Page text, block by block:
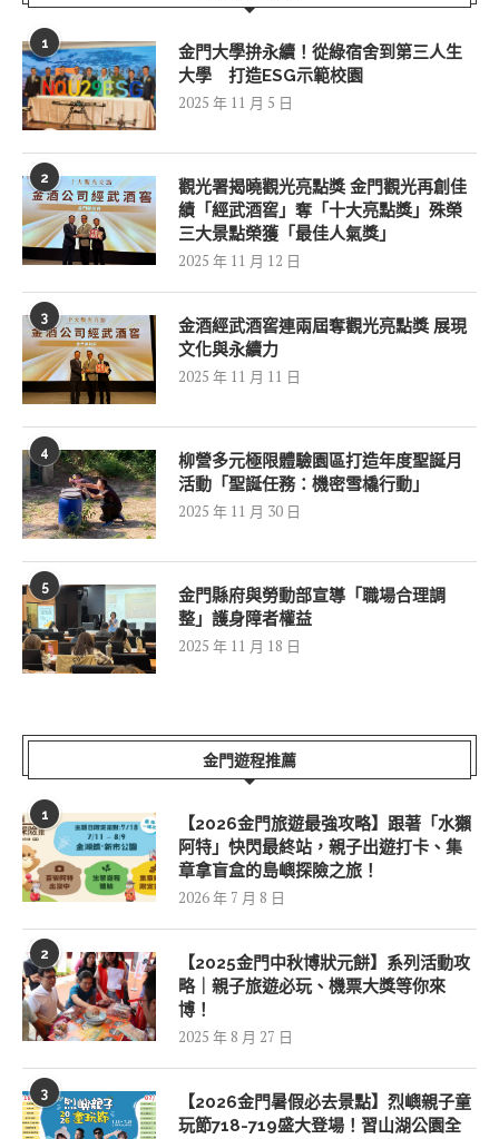
1
金門大學拚永續！從綠宿舍到第三人生
大學 打造ESG示範校園
2025 年 11 月 5 日
2
觀光署揭曉觀光亮點獎 金門觀光再創佳
績「經武酒窖」奪「十大亮點獎」殊榮
三大景點榮獲「最佳人氣獎」
2025 年 11 月 12 日
3
金酒經武酒窖連兩屆奪觀光亮點獎 展現
文化與永續力
2025 年 11 月 11 日
4
柳營多元極限體驗園區打造年度聖誕月
活動「聖誕任務：機密雪橇行動」
2025 年 11 月 30 日
5
金門縣府與勞動部宣導「職場合理調
整」護身障者權益
2025 年 11 月 18 日
金門遊程推薦
1
【2026金門旅遊最強攻略】跟著「水獺
阿特」快閃最終站，親子出遊打卡、集
章拿盲盒的島嶼探險之旅！
2026 年 7 月 8 日
2
【2025金門中秋博狀元餅】系列活動攻
略｜親子旅遊必玩、機票大獎等你來
博！
2025 年 8 月 27 日
3
【2026金門暑假必去景點】烈嶼親子童
玩節718-719盛大登場！習山湖公園全